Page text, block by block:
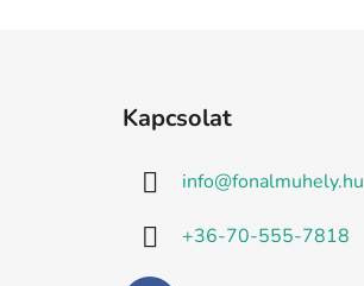
Kapcsolat
info@fonalmuhely.hu
+36-70-555-7818